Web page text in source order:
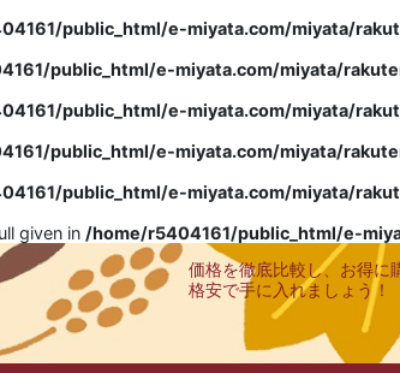
public_html/e-miyata.com/miyata/
public_html/e-miyata.com/miyata/
public_html/e-miyata.com/miyata/
public_html/e-miyata.com/miyata/
public_html/e-miyata.com/miyata/
given in /home/r5404161/public_html/e-
価格を徹底比較し、お得に
格安で手に入れましょう！